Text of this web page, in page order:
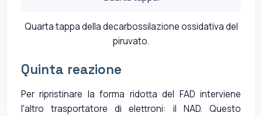
Quarta tappa della decarbossilazione ossidativa del
piruvato.
Quinta reazione
Per ripristinare la forma ridotta del FAD interviene
l'altro trasportatore di elettroni: il NAD. Questo